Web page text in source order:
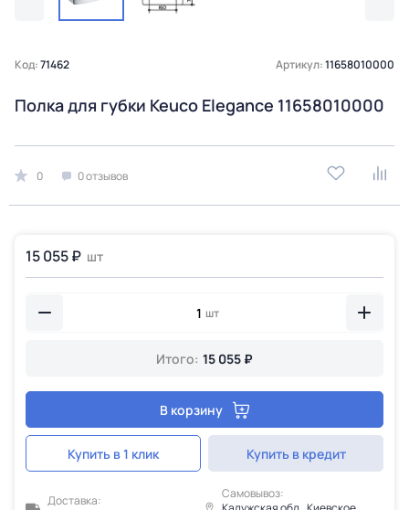
Код:71462 Артикул:11658010000
Полка для губки Keuco Elegance 11658010000
0 0 отзывов
15 055 ₽ шт
шт
Итого: 15 055 ₽
В корзину
Купить в 1 клик Купить в кредит
Доставка:
Самовывоз: